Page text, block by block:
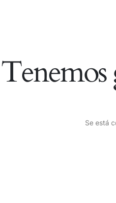
Tenemos
Se está